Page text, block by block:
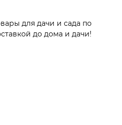
для дачи и сада по
до дома и дачи!